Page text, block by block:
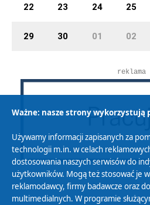
22 23 24 25
29 30 01 02
reklama
Ważne: nasze strony wykorzystują
Używamy informacji zapisanych za
technologii m.in. w celach
dostosowania naszych serwisów do
użytkowników. Mogą też stosować je
reklamodawcy, firmy badawcze oraz
multimedialnych. W programie